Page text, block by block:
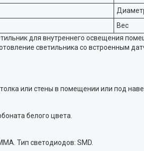
Вес
для внутреннего освещения
светильника со встроенным
или стены в помещении или под
белого цвета.
Тип светодиодов: SMD.